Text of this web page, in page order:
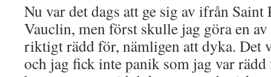
Nu var det dags att ge sig av ifrån
Vauclin, men först skulle jag göra en
riktigt rädd för, nämligen att dyka. Det
och jag fick inte panik som jag var